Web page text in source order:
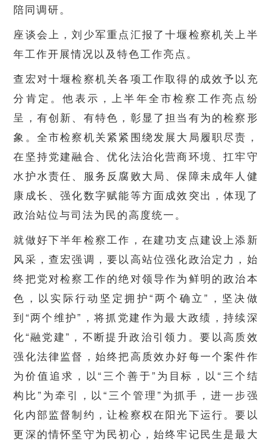
陪同调研。
座谈会上，刘少军重点汇报了十堰检察机关上半
年工作开展情况以及特色工作亮点。
查宏对十堰检察机关各项工作取得的成效予以充
分肯定。他表示，上半年全市检察工作亮点纷
呈，有创新、有特色，彰显了担当有为的检察形
象。全市检察机关紧紧围绕发展大局履职尽责，
在坚持党建融合、优化法治化营商环境、扛牢守
水护水责任、服务反腐败大局、保障未成年人健
康成长、强化数字赋能等方面成效突出，体现了
政治站位与司法为民的高度统一。
就做好下半年检察工作，在建功支点建设上添新
风采，查宏强调，要以高站位强化政治定力，始
终把党对检察工作的绝对领导作为鲜明的政治本
色，以实际行动坚定拥护“两个确立”，坚决做
到“两个维护”，将抓党建作为最大政绩，持续深
化“融党建”，不断提升政治引领力。要以高质效
强化法律监督，始终把高质效办好每一个案件作
为价值追求，以“三个善于”为目标，以“三个结
构比”为牵引，以“三个管理”为抓手，进一步强
化内部监督制约，让检察权在阳光下运行。要以
更深的情怀坚守为民初心，始终牢记民生是最大